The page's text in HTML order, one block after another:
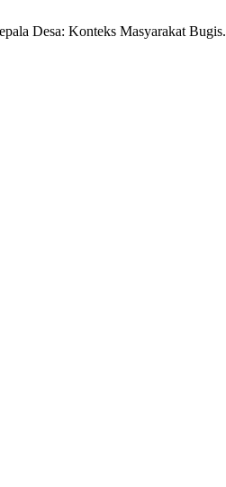
Desa: Konteks Masyarakat Bugis.